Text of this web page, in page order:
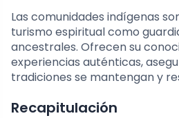
Las comunidades indígenas
turismo espiritual como
ancestrales. Ofrecen su
experiencias auténticas,
tradiciones se mantengan y
Recapitulación